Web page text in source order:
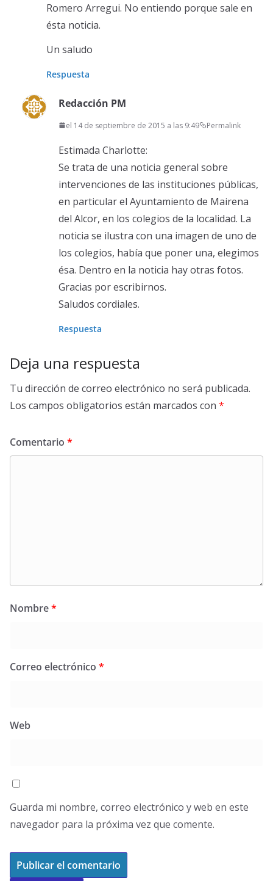
Romero Arregui. No entiendo porque sale en
ésta noticia.
Un saludo
Respuesta
Redacción PM
el 14 de septiembre de 2015 a las 9:49 Permalink
Estimada Charlotte:
Se trata de una noticia general sobre
intervenciones de las instituciones públicas,
en particular el Ayuntamiento de Mairena
del Alcor, en los colegios de la localidad. La
noticia se ilustra con una imagen de uno de
los colegios, había que poner una, elegimos
ésa. Dentro en la noticia hay otras fotos.
Gracias por escribirnos.
Saludos cordiales.
Respuesta
Deja una respuesta
Tu dirección de correo electrónico no será publicada.
Los campos obligatorios están marcados con *
Comentario *
Nombre*
Correo electrónico *
Web
Guarda mi nombre, correo electrónico y web en este
navegador para la próxima vez que comente.